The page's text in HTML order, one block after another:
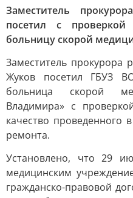
Заместитель
посетил с проверкой
больницу скорой
Заместитель прокурора
Жуков посетил ГБУЗ
больница скорой
Владимира» с
качество проведенного
ремонта.
Установлено, что 29
медицинским
гражданско-правовой